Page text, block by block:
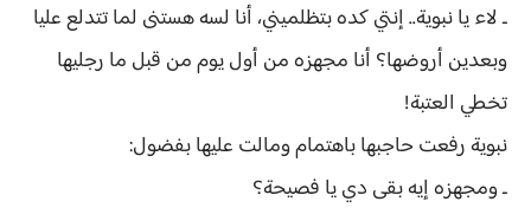
ـ لاء يا نبوية.. إنتي كده بتظلميني، أنا لسه هستنى لما تتدلع عليا
وبعدين أروضها؟ أنا مجهزه من أول يوم من قبل ما رجليها
تخطي العتبة!
نبوية رفعت حاجبها باهتمام ومالت عليها بفضول:
ـ ومجهزه إيه بقى دي يا فصيحة؟